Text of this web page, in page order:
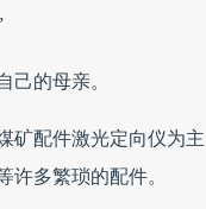
己的母亲。
矿配件激光定向仪为
许多繁琐的配件。